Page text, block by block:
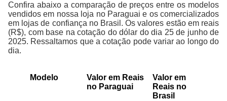
Confira abaixo a comparação de preços entre os modelos
vendidos em nossa loja no Paraguai e os comercializados
em lojas de confiança no Brasil. Os valores estão em reais
(R$), com base na cotação do dólar do dia 25 de junho de
2025. Ressaltamos que a cotação pode variar ao longo do
dia.
Modelo
Valor em Reais
no Paraguai
Valor em
Reais no
Brasil